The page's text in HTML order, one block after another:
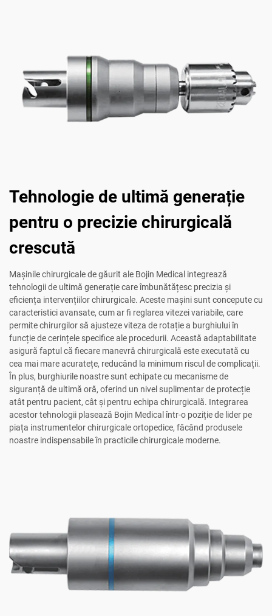
Tehnologie de ultimă generație
pentru o precizie chirurgicală
crescută
Mașinile chirurgicale de găurit ale Bojin Medical integrează
tehnologii de ultimă generație care îmbunătățesc precizia și
eficiența intervențiilor chirurgicale. Aceste mașini sunt concepute cu
caracteristici avansate, cum ar fi reglarea vitezei variabile, care
permite chirurgilor să ajusteze viteza de rotație a burghiului în
funcție de cerințele specifice ale procedurii. Această adaptabilitate
asigură faptul că fiecare manevră chirurgicală este executată cu
cea mai mare acuratețe, reducând la minimum riscul de complicații.
În plus, burghiurile noastre sunt echipate cu mecanisme de
siguranță de ultimă oră, oferind un nivel suplimentar de protecție
atât pentru pacient, cât și pentru echipa chirurgicală. Integrarea
acestor tehnologii plasează Bojin Medical într-o poziție de lider pe
piața instrumentelor chirurgicale ortopedice, făcând produsele
noastre indispensabile în practicile chirurgicale moderne.